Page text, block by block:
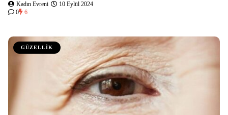
Kadın Evreni
10 Eylül 2024
0
6
GÜZELLİK